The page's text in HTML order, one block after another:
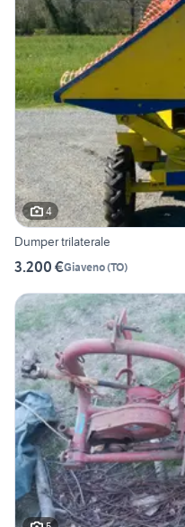
4
Dumper trilaterale
3.200 €Giaveno(TO)